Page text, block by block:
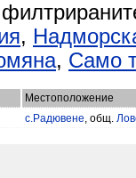
,
, Само
Местоположение
с.Радювене, общ.